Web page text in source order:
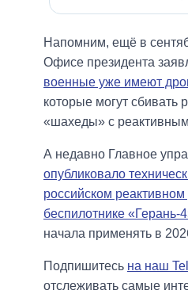
Напомним, ещё в
Офисе президента
военные уже имеют
которые могут сбивать
«шахеды» с
А недавно Главное
опубликовало
российском
беспилотнике «Герань-
начала применять в
Подпишитесь на наш
отслеживать самые